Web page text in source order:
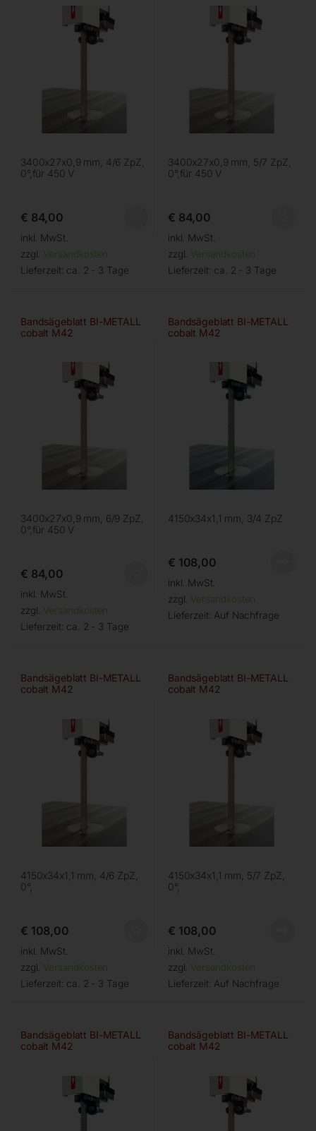
3400x27x0,9 mm, 4/6 ZpZ,
0°,für 450 V
€ 84,00
inkl. MwSt.
zzgl. Versandkosten
Lieferzeit: ca. 2 - 3 Tage
3400x27x0,9 mm, 5/7 ZpZ,
0°,für 450 V
€ 84,00
inkl. MwSt.
zzgl. Versandkosten
Lieferzeit: ca. 2 - 3 Tage
Bandsägeblatt BI-METALL
cobalt M42
3400x27x0,9 mm, 6/9 ZpZ,
0°,für 450 V
€ 84,00
inkl. MwSt.
zzgl. Versandkosten
Lieferzeit: ca. 2 - 3 Tage
Bandsägeblatt BI-METALL
cobalt M42
4150x34x1,1 mm, 3/4 ZpZ
€ 108,00
inkl. MwSt.
zzgl. Versandkosten
Lieferzeit: Auf Nachfrage
Bandsägeblatt BI-METALL
cobalt M42
4150x34x1,1 mm, 4/6 ZpZ,
0°,
€ 108,00
inkl. MwSt.
zzgl. Versandkosten
Lieferzeit: ca. 2 - 3 Tage
Bandsägeblatt BI-METALL
cobalt M42
4150x34x1,1 mm, 5/7 ZpZ,
0°,
€ 108,00
inkl. MwSt.
zzgl. Versandkosten
Lieferzeit: Auf Nachfrage
Bandsägeblatt BI-METALL
cobalt M42
Bandsägeblatt BI-METALL
cobalt M42